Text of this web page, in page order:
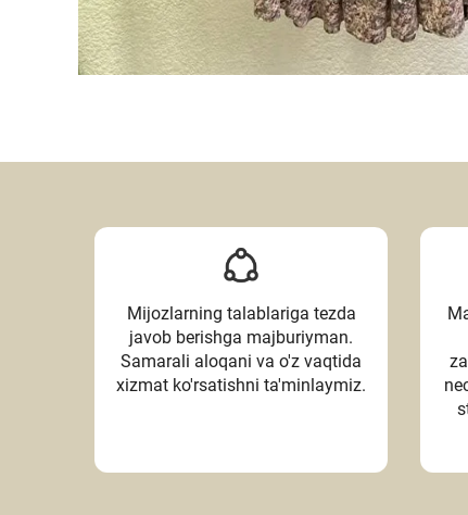
Mijozlarning talablariga tezda
javob berishga majburiyman.
Samarali aloqani va o'z vaqtida
xizmat ko'rsatishni ta'minlaymiz.